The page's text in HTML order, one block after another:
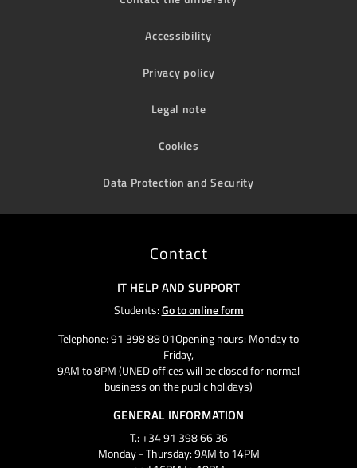
Accessibility
Privacy policy
Legal note
Cookies
Data Protection and Security
Contact
IT HELP AND SUPPORT
Students:Go to online form
Telephone: 91 398 88 01Opening hours: Monday to
Friday,
9AM to 8PM (UNED offices will be closed for normal
business on the public holidays)
GENERAL INFORMATION
T.: +34 91 398 66 36
Monday - Thursday: 9AM to 14PM